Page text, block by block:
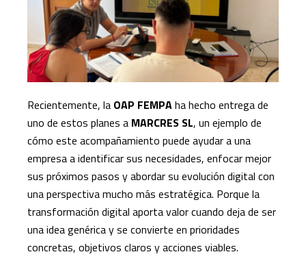
Recientemente, la OAP FEMPAha hecho entrega de
uno de estos planes a MARCRES SL, un ejemplo de
cómo este acompañamiento puede ayudar a una
empresa a identificar sus necesidades, enfocar mejor
sus próximos pasos y abordar su evolución digital con
una perspectiva mucho más estratégica. Porque la
transformación digital aporta valor cuando deja de ser
una idea genérica y se convierte en prioridades
concretas, objetivos claros y acciones viables.